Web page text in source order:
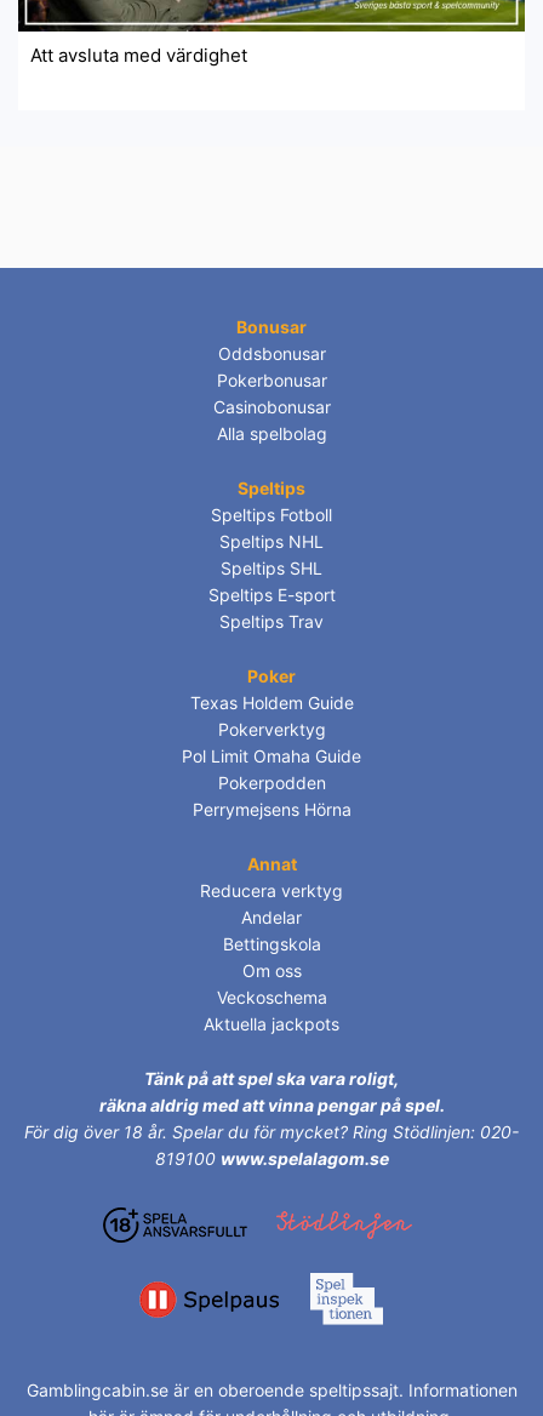
Att avsluta med värdighet
Bonusar
Oddsbonusar
Pokerbonusar
Casinobonusar
Alla spelbolag
Speltips
Speltips Fotboll
Speltips NHL
Speltips SHL
Speltips E-sport
Speltips Trav
Poker
Texas Holdem Guide
Pokerverktyg
Pol Limit Omaha Guide
Pokerpodden
Perrymejsens Hörna
Annat
Reducera verktyg
Andelar
Bettingskola
Om oss
Veckoschema
Aktuella jackpots
Tänk på att spel ska vara roligt,
räkna aldrig med att vinna pengar på spel.
För dig över 18 år. Spelar du för mycket? Ring Stödlinjen: 020-
819100 www.spelalagom.se
Gamblingcabin.se är en oberoende speltipssajt. Informationen